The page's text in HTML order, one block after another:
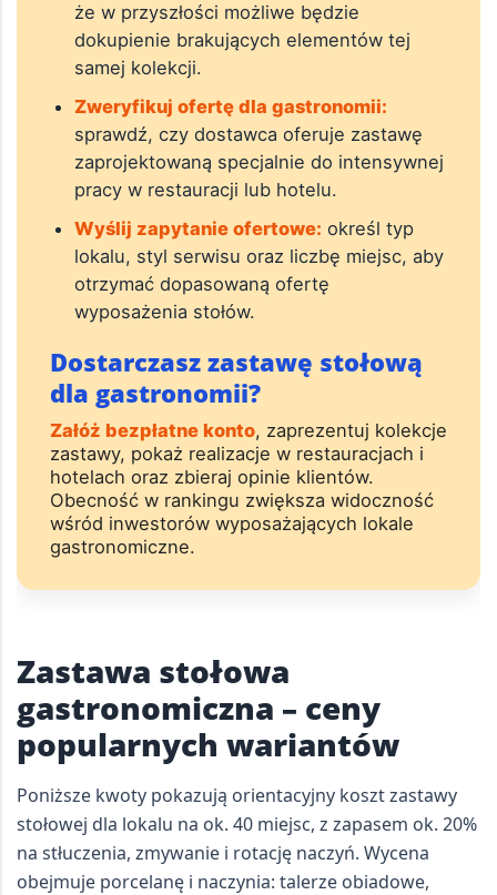
że w przyszłości możliwe będzie
dokupienie brakujących elementów tej
samej kolekcji.
Zweryfikuj ofertę dla gastronomii:
sprawdź, czy dostawca oferuje zastawę
zaprojektowaną specjalnie do intensywnej
pracy w restauracji lub hotelu.
Wyślij zapytanie ofertowe: określ typ
lokalu, styl serwisu oraz liczbę miejsc, aby
otrzymać dopasowaną ofertę
wyposażenia stołów.
Dostarczasz zastawę stołową
dla gastronomii?
Załóż bezpłatne konto, zaprezentuj kolekcje
zastawy, pokaż realizacje w restauracjach i
hotelach oraz zbieraj opinie klientów.
Obecność w rankingu zwiększa widoczność
wśród inwestorów wyposażających lokale
gastronomiczne.
Zastawa stołowa
gastronomiczna – ceny
popularnych wariantów
Poniższe kwoty pokazują orientacyjny kosztzastawy
stołowej dla lokalu na ok. 40 miejsc, z zapasem ok. 20%
na stłuczenia, zmywanie i rotację naczyń. Wycena
obejmuje porcelanę i naczynia: talerze obiadowe,